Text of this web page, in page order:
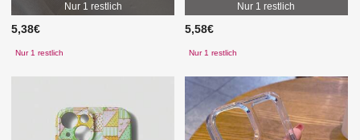
Nur 1 restlich
5,38€
Nur 1 restlich
Nur 1 restlich
5,58€
Nur 1 restlich